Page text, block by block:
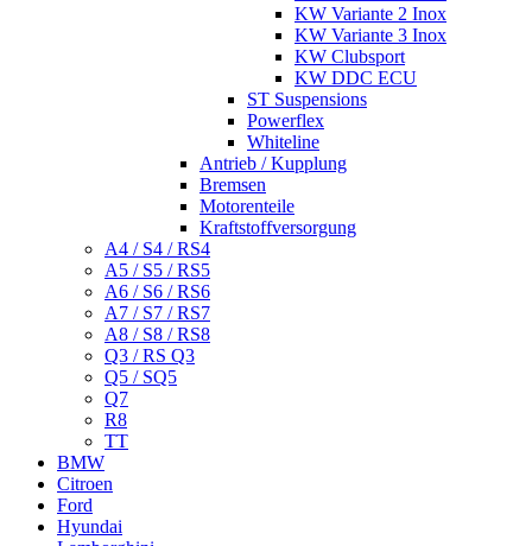
KW Variante 2 Inox
KW Variante 3 Inox
KW Clubsport
KW DDC ECU
ST Suspensions
Powerflex
Whiteline
Antrieb / Kupplung
Bremsen
Motorenteile
Kraftstoffversorgung
A4 / S4 / RS4
A5 / S5 / RS5
A6 / S6 / RS6
A7 / S7 / RS7
A8 / S8 / RS8
Q3 / RS Q3
Q5 / SQ5
Q7
R8
TT
BMW
Citroen
Ford
Hyundai